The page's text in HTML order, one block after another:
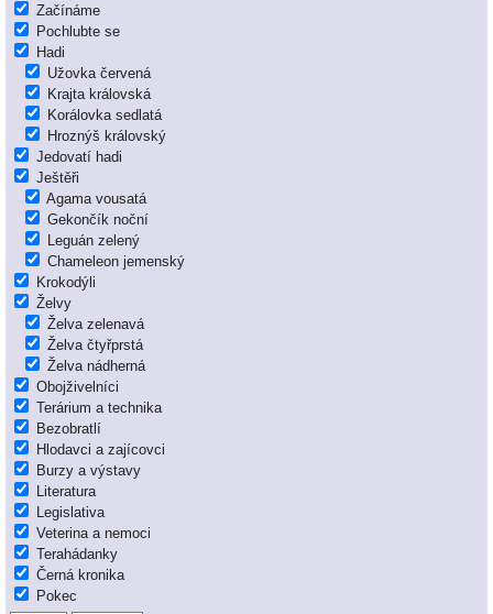
Začínáme
Pochlubte se
Hadi
Užovka červená
Krajta královská
Korálovka sedlatá
Hroznýš královský
Jedovatí hadi
Ještěři
Agama vousatá
Gekončík noční
Leguán zelený
Chameleon jemenský
Krokodýli
Želvy
Želva zelenavá
Želva čtyřprstá
Želva nádherná
Obojživelníci
Terárium a technika
Bezobratlí
Hlodavci a zajícovci
Burzy a výstavy
Literatura
Legislativa
Veterina a nemoci
Terahádanky
Černá kronika
Pokec